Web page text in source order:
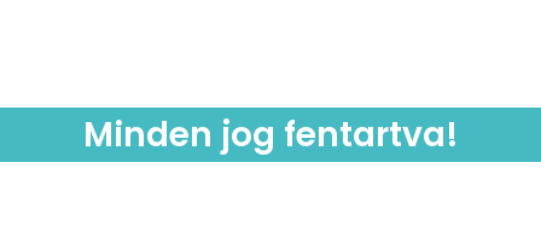
Minden jog fentartva!